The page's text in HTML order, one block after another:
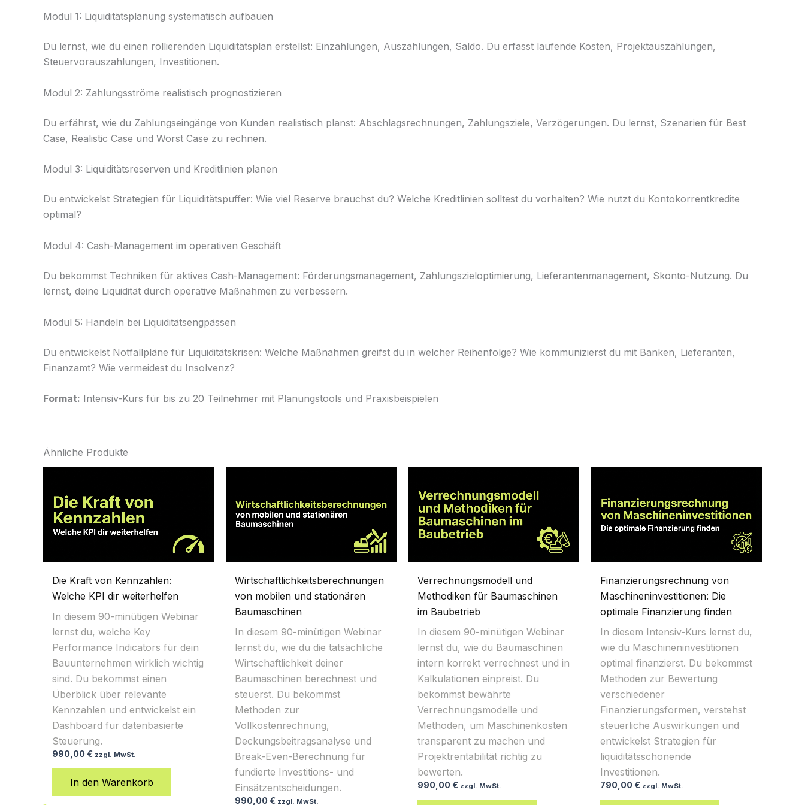
Modul 1: Liquiditätsplanung systematisch aufbauen
Du lernst, wie du einen rollierenden Liquiditätsplan erstellst: Einzahlungen, Auszahlungen, Saldo. Du erfasst laufende Kosten, Projektauszahlungen,
Steuervorauszahlungen, Investitionen.
Modul 2: Zahlungsströme realistisch prognostizieren
Du erfährst, wie du Zahlungseingänge von Kunden realistisch planst: Abschlagsrechnungen, Zahlungsziele, Verzögerungen. Du lernst, Szenarien für Best
Case, Realistic Case und Worst Case zu rechnen.
Modul 3: Liquiditätsreserven und Kreditlinien planen
Du entwickelst Strategien für Liquiditätspuffer: Wie viel Reserve brauchst du? Welche Kreditlinien solltest du vorhalten? Wie nutzt du Kontokorrentkredite
optimal?
Modul 4: Cash-Management im operativen Geschäft
Du bekommst Techniken für aktives Cash-Management: Förderungsmanagement, Zahlungszieloptimierung, Lieferantenmanagement, Skonto-Nutzung. Du
lernst, deine Liquidität durch operative Maßnahmen zu verbessern.
Modul 5: Handeln bei Liquiditätsengpässen
Du entwickelst Notfallpläne für Liquiditätskrisen: Welche Maßnahmen greifst du in welcher Reihenfolge? Wie kommunizierst du mit Banken, Lieferanten,
Finanzamt? Wie vermeidest du Insolvenz?
Format: Intensiv-Kurs für bis zu 20 Teilnehmer mit Planungstools und Praxisbeispielen
Ähnliche Produkte
Die Kraft von Kennzahlen:
Welche KPI dir weiterhelfen
In diesem 90-minütigen Webinar
lernst du, welche Key
Performance Indicators für dein
Bauunternehmen wirklich wichtig
sind. Du bekommst einen
Überblick über relevante
Kennzahlen und entwickelst ein
Dashboard für datenbasierte
Steuerung.
990,00€ zzgl. MwSt.
In den Warenkorb
Wirtschaftlichkeitsberechnungen
von mobilen und stationären
Baumaschinen
In diesem 90-minütigen Webinar
lernst du, wie du die tatsächliche
Wirtschaftlichkeit deiner
Baumaschinen berechnest und
steuerst. Du bekommst
Methoden zur
Vollkostenrechnung,
Deckungsbeitragsanalyse und
Break-Even-Berechnung für
fundierte Investitions- und
Einsätzentscheidungen.
990,00€ zzgl. MwSt.
Verrechnungsmodell und
Methodiken für Baumaschinen
im Baubetrieb
In diesem 90-minütigen Webinar
lernst du, wie du Baumaschinen
intern korrekt verrechnest und in
Kalkulationen einpreist. Du
bekommst bewährte
Verrechnungsmodelle und
Methoden, um Maschinenkosten
transparent zu machen und
Projektrentabilität richtig zu
bewerten.
990,00€ zzgl. MwSt.
Finanzierungsrechnung von
Maschineninvestitionen: Die
optimale Finanzierung finden
In diesem Intensiv-Kurs lernst du,
wie du Maschineninvestitionen
optimal finanzierst. Du bekommst
Methoden zur Bewertung
verschiedener
Finanzierungsformen, verstehst
steuerliche Auswirkungen und
entwickelst Strategien für
liquiditätsschonende
Investitionen.
790,00€ zzgl. MwSt.